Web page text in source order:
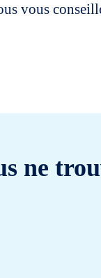
vous
ne